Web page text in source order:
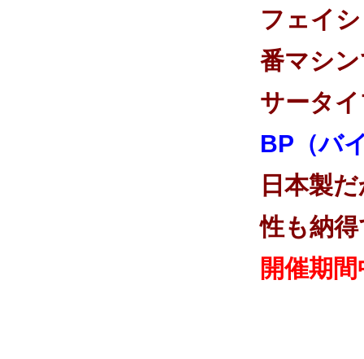
フェイ
番マシ
サータ
BP（バ
日本製
性も納
開催期